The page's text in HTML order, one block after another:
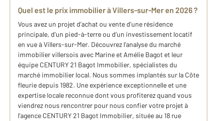
Quel est le prix immobilier à Villers-sur-Mer en 2026 ?
Vous avez un projet d’achat ou vente d’une résidence
principale, d’un pied-à-terre ou d'un investissement locatif
en vue à Villers-sur-Mer. Découvrez l’analyse du marché
immobilier villersois avec Marine et Amélie Bagot et leur
équipe CENTURY 21 Bagot Immobilier, spécialistes du
marché immobilier local. Nous sommes implantés sur la Côte
fleurie depuis 1982. Une expérience exceptionnelle et une
expertise locale reconnue dont vous profiterez quand vous
viendrez nous rencontrer pour nous confier votre projet à
l'agence CENTURY 21 Bagot Immobilier, située au 18 rue